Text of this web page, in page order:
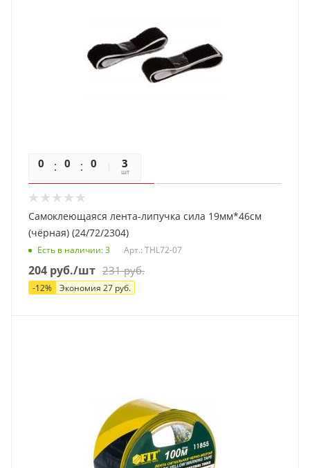
0 0 0 03
шт
Самоклеющаяся лента-липучка сила 19мм*46см
(чёрная) (24/72/2304)
Есть в наличии: 3 Арт.: THL72-07
204 руб./шт 231руб.
-12% Экономия 27 руб.